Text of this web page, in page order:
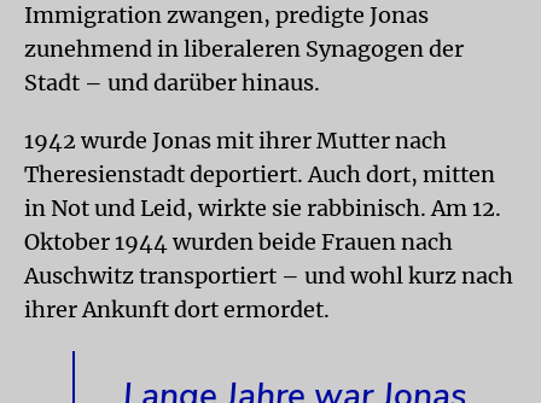
Immigration zwangen, predigte Jonas
zunehmend in liberaleren Synagogen der
Stadt – und darüber hinaus.
1942 wurde Jonas mit ihrer Mutter nach
Theresienstadt deportiert. Auch dort, mitten
in Not und Leid, wirkte sie rabbinisch. Am 12.
Oktober 1944 wurden beide Frauen nach
Auschwitz transportiert – und wohl kurz nach
ihrer Ankunft dort ermordet.